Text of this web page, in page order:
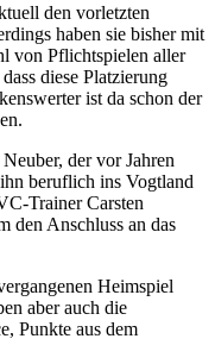
den vorletzten
haben sie bisher mit
von Pflichtspielen aller
diese Platzierung
ist da schon der
der vor Jahren
beruflich ins Vogtland
Trainer Carsten
den Anschluss an das
Heimspiel
aber auch die
Punkte aus dem